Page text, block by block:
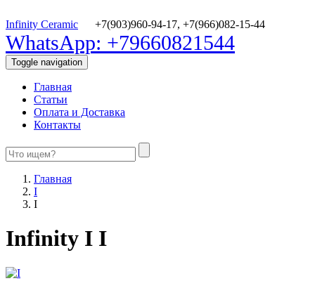
Infinity Ceramic +7(903)960-94-17, +7(966)082-15-44
WhatsApp: +79660821544
Toggle navigation
Главная
Статьи
Оплата и Доставка
Контакты
Главная
I
I
Infinity I I